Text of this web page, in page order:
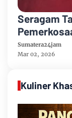
Seragam
Jambi
Sumatera24jam
Mar 02, 2026
Kuliner